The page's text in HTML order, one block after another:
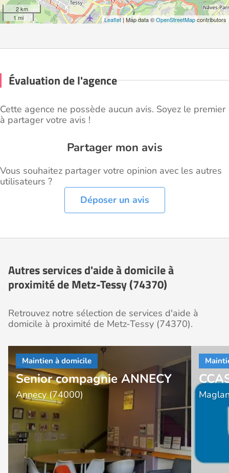
2 km
1 mi
Leaflet| Map data ©OpenStreetMapcontributors
Évaluation de l'agence
Cette agence ne possède aucun avis. Soyez le premier
à partager votre avis !
Partager mon avis
Vous souhaitez partager votre opinion avec les autres
utilisateurs ?
Déposer un avis
Autres services d'aide à domicile à
proximité de Metz-Tessy (74370)
Retrouvez notre sélection de services d'aide à
domicile à proximité de Metz-Tessy (74370).
Senior compagnie ANNECY
Annecy (74000)